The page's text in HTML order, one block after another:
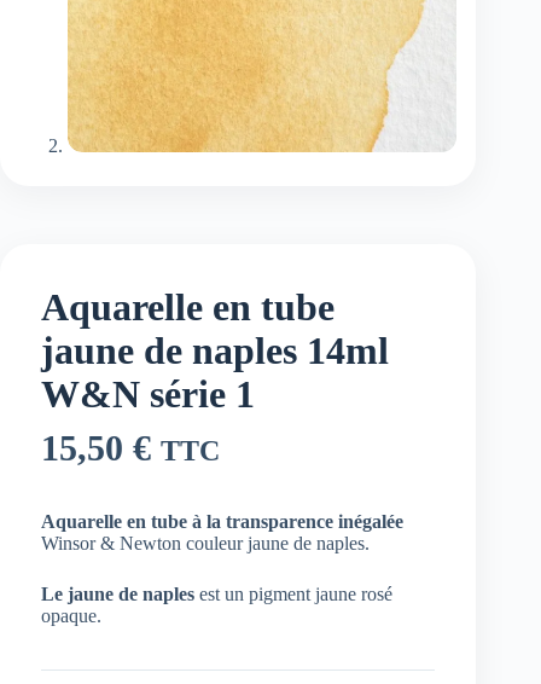
Aquarelle en tube
jaune de naples 14ml
W&N série 1
15,50 € TTC
Aquarelle en tube à la transparence inégalée
Winsor & Newton couleur jaune de naples.
Le jaune de naples est un pigment jaune rosé
opaque.